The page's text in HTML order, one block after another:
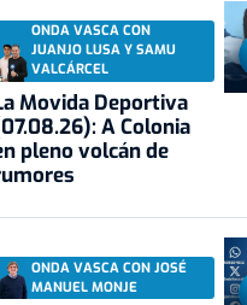
ONDA VASCA CON
JUANJO LUSA Y SAMU
VALCÁRCEL
Movida Deportiva
A Colonia
pleno volcán de
ONDA VASCA CON JOSÉ
MANUEL MONJE